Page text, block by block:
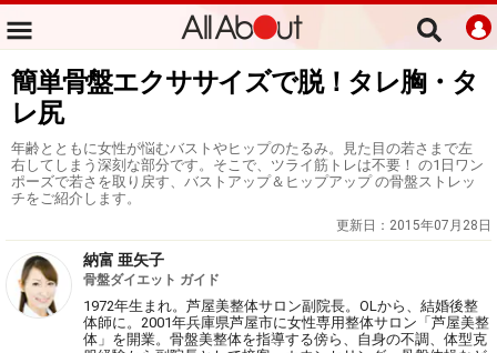
簡単骨盤エクササイズで脱！タレ胸・タ
レ尻
年齢とともに女性が悩むバストやヒップのたるみ。見た目の若さまで左
右してしまう深刻な部分です。そこで、ツライ筋トレは不要！ の1日ワン
ポーズで若さを取り戻す、バストアップ＆ヒップアップ の骨盤ストレッ
チをご紹介します。
更新日： 2015年07月28日
納富 亜矢子
骨盤ダイエット ガイド
1972年生まれ。芦屋美整体サロン副院長。OLから、結婚後整
体師に。2001年兵庫県芦屋市に女性専用整体サロン「芦屋美整
体」を開業。骨盤美整体を指導する傍ら、自身の不調、体型克